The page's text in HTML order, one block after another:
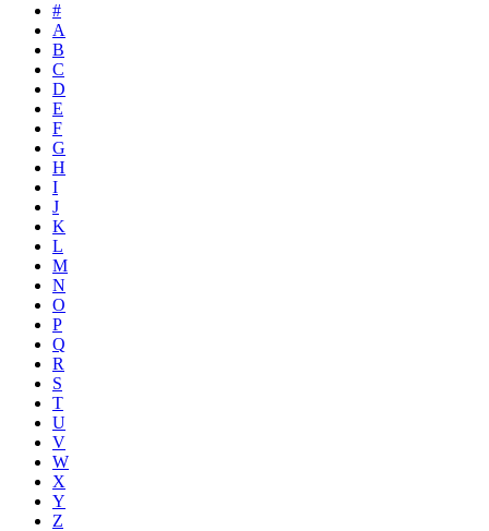
#
A
B
C
D
E
F
G
H
I
J
K
L
M
N
O
P
Q
R
S
T
U
V
W
X
Y
Z